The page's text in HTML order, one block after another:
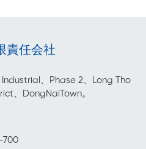
責任会社
、Phase 2、Long Tho
、DongNaiTown。
700